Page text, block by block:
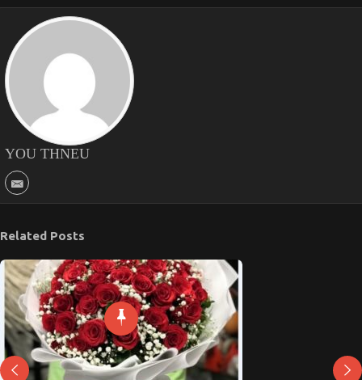
YOU THNEU
Related Posts